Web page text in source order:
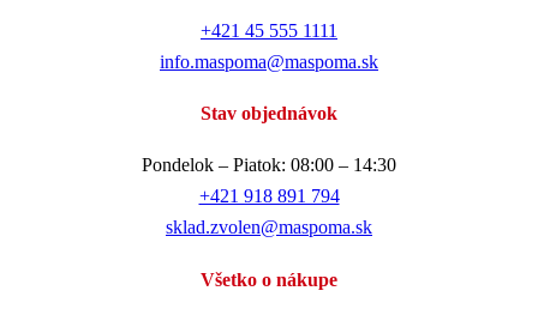
+421 45 555 1111
info.maspoma@maspoma.sk
Stav objednávok
Pondelok – Piatok: 08:00 – 14:30
+421 918 891 794
sklad.zvolen@maspoma.sk
Všetko o nákupe